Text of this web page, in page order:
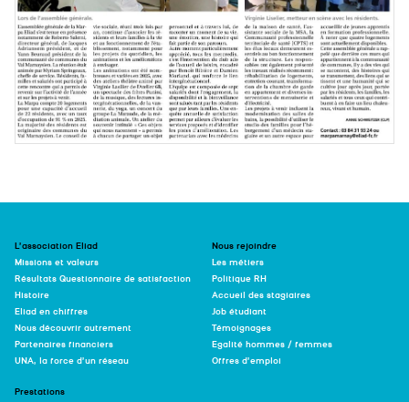
L’association Eliad
Missions et valeurs
Résultats Questionnaire de satisfaction
Histoire
Eliad en chiffres
Nous découvrir autrement
Partenaires financiers
UNA, la force d’un réseau
Nous rejoindre
Les métiers
Politique RH
Accueil des stagiaires
Job étudiant
Témoignages
Egalité hommes / femmes
Offres d’emploi
Prestations